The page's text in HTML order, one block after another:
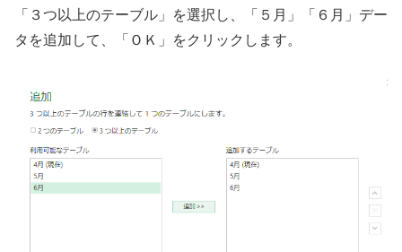
「３つ以上のテーブル」を選択し、「５月」「６月」デー
タを追加して、「ＯＫ」をクリックします。